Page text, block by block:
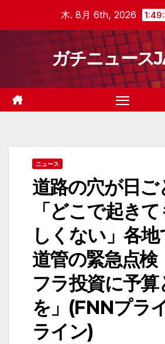
木. 8月 6th, 2026
ガチニュース
ニュース
道路の穴が日ご
「どこで起き
しくない」各
道管の緊急点検
フラ投資に予算
を」(FNNプラ
ライン)